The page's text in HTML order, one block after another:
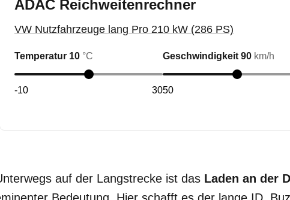
ADAC Reichweitenrechner
VW Nutzfahrzeuge lang Pro 210 kW (286 PS)
Temperatur 10 °C
-10 30
Geschwindigkeit90 km/h
50
auf der Langstrecke ist das Laden an der